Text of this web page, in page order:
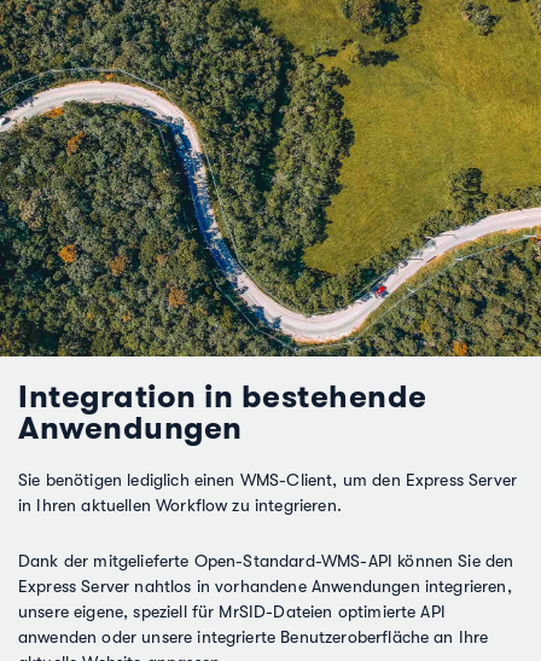
Integration in bestehende
Anwendungen
Sie benötigen lediglich einen WMS-Client, um den Express Server
in Ihren aktuellen Workflow zu integrieren.
Dank der mitgelieferte Open-Standard-WMS-API können Sie den
Express Server nahtlos in vorhandene Anwendungen integrieren,
unsere eigene, speziell für MrSID-Dateien optimierte API
anwenden oder unsere integrierte Benutzeroberfläche an Ihre